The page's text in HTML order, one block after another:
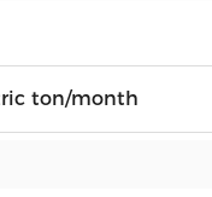
ton/month